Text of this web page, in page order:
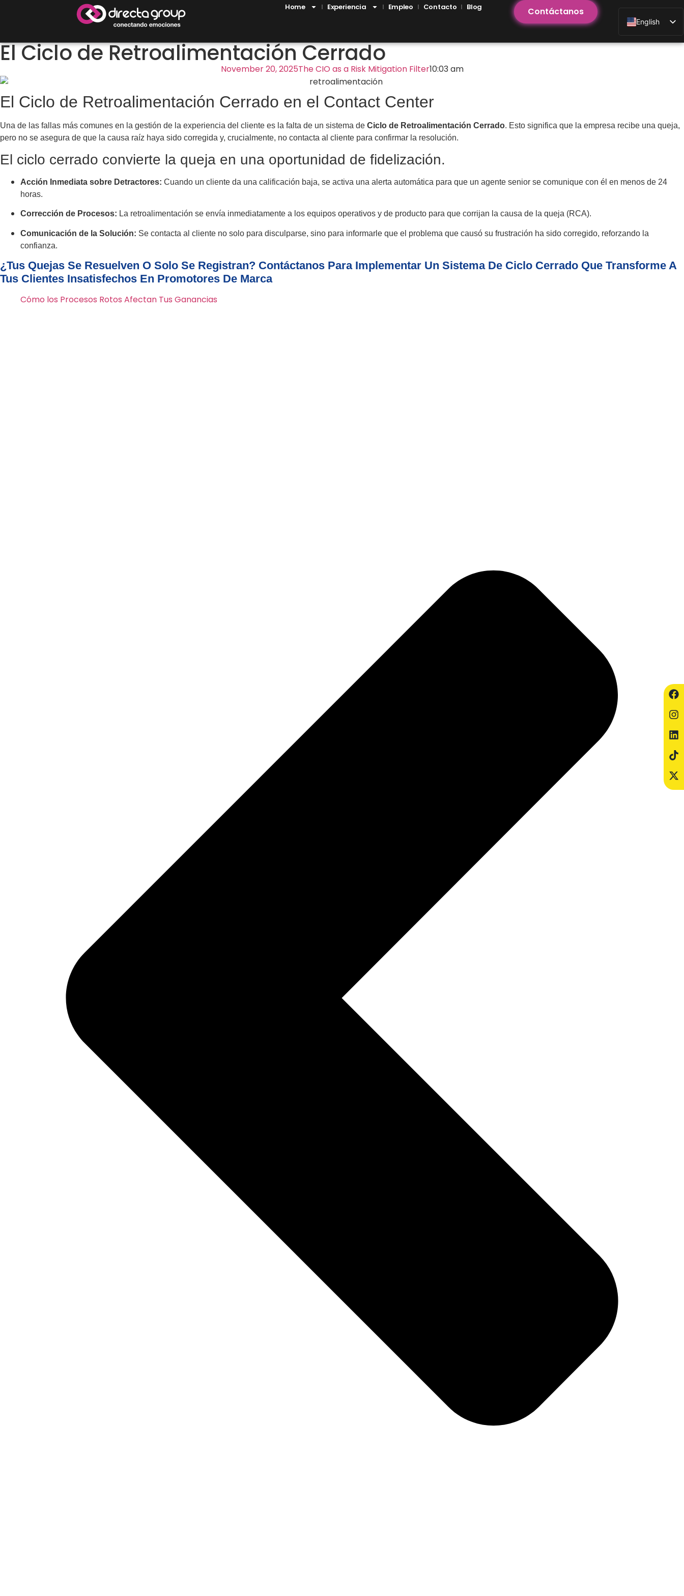
Contáctanos
English
Home Experiencia Empleo Contacto Blog
El Ciclo de Retroalimentación Cerrado
November 20, 2025The CIO as a Risk Mitigation Filter10:03 am
El Ciclo de Retroalimentación Cerrado en el Contact Center
Una de las fallas más comunes en la gestión de la experiencia del cliente es la falta de un sistema de Ciclo de Retroalimentación Cerrado. Esto significa que la empresa recibe una queja,
pero no se asegura de que la causa raíz haya sido corregida y, crucialmente, no contacta al cliente para confirmar la resolución.
El ciclo cerrado convierte la queja en una oportunidad de fidelización.
Acción Inmediata sobre Detractores: Cuando un cliente da una calificación baja, se activa una alerta automática para que un agente senior se comunique con él en menos de 24
horas.
Corrección de Procesos: La retroalimentación se envía inmediatamente a los equipos operativos y de producto para que corrijan la causa de la queja (RCA).
Comunicación de la Solución: Se contacta al cliente no solo para disculparse, sino para informarle que el problema que causó su frustración ha sido corregido, reforzando la
confianza.
¿Tus Quejas Se Resuelven O Solo Se Registran? Contáctanos Para Implementar Un Sistema De Ciclo Cerrado Que Transforme A
Tus Clientes Insatisfechos En Promotores De Marca
Cómo los Procesos Rotos Afectan Tus Ganancias